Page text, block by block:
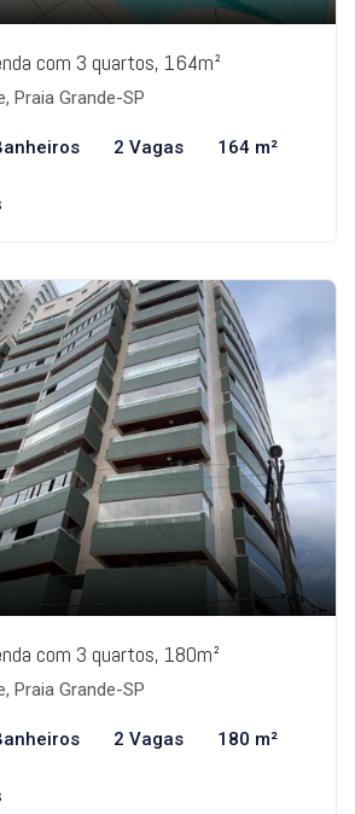
com 3 quartos, 164m²
Praia Grande-SP
2 Vagas 164 m²
com 3 quartos, 180m²
Praia Grande-SP
2 Vagas 180 m²